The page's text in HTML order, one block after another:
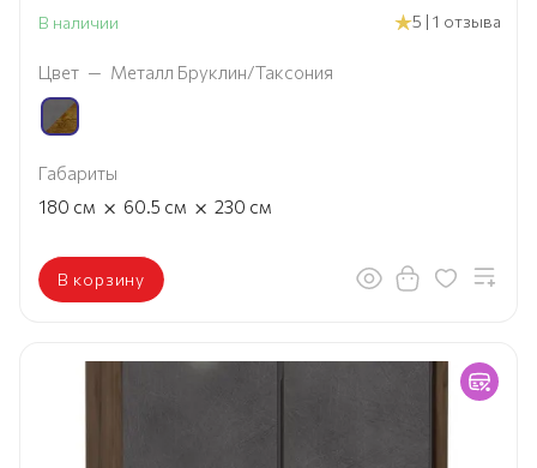
В наличии 5 | 1 отзыва
Цвет — Металл Бруклин/Таксония
Габариты
180 см × 60.5 см × 230 см
В корзину